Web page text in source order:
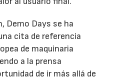
Demo Days se ha
cita de referencia
de maquinaria
a la prensa
de ir más allá de